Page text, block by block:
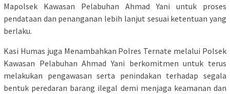
Mapolsek Kawasan Pelabuhan Ahmad Yani untuk proses
pendataan dan penanganan lebih lanjut sesuai ketentuan yang
berlaku.
Kasi Humas juga Menambahkan Polres Ternate melalui Polsek
Kawasan Pelabuhan Ahmad Yani berkomitmen untuk terus
melakukan pengawasan serta penindakan terhadap segala
bentuk peredaran barang ilegal demi menjaga keamanan dan